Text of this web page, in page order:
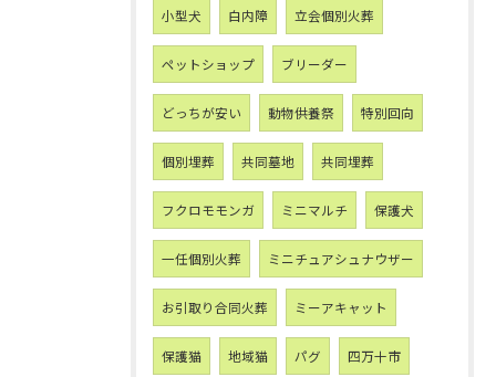
小型犬 白内障 立会個別火葬
ペットショップ ブリーダー
どっちが安い 動物供養祭 特別回向
個別埋葬 共同墓地 共同埋葬
フクロモモンガ ミニマルチ 保護犬
一任個別火葬 ミニチュアシュナウザー
お引取り合同火葬 ミーアキャット
保護猫 地域猫 パグ 四万十市